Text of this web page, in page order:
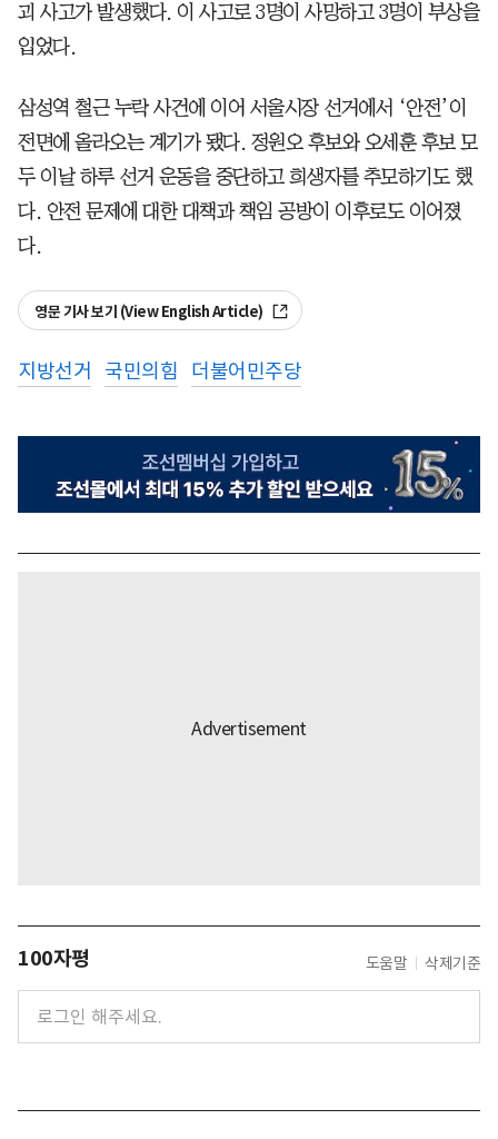
괴 사고가 발생했다. 이 사고로 3명이 사망하고 3명이 부상을
입었다.
삼성역 철근 누락 사건에 이어 서울시장 선거에서 ‘안전’이
전면에 올라오는 계기가 됐다. 정원오 후보와 오세훈 후보 모
두 이날 하루 선거 운동을 중단하고 희생자를 추모하기도 했
다. 안전 문제에 대한 대책과 책임 공방이 이후로도 이어졌
다.
영문 기사 보기 (View English Article)
지방선거 국민의힘 더불어민주당
100자평 도움말 삭제기준